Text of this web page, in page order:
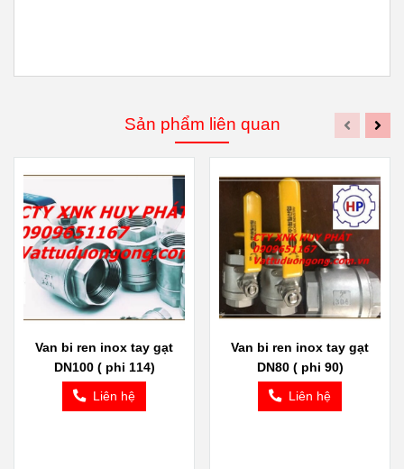
Sản phẩm liên quan
Van bi ren inox tay gạt
DN100 ( phi 114)
Liên hệ
Van bi ren inox tay gạt
DN80 ( phi 90)
Liên hệ